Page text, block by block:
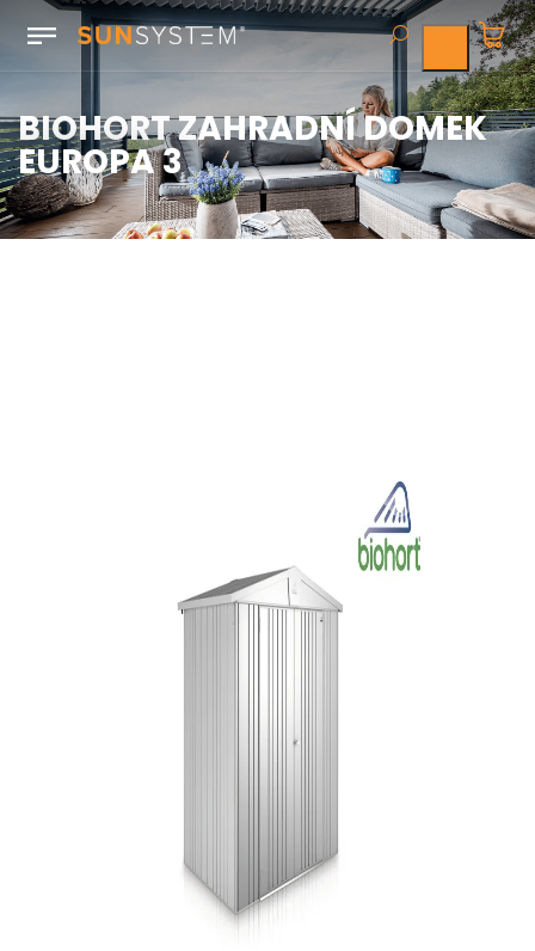
BIOHORT ZAHRADNÍ DOMEK
EUROPA 3